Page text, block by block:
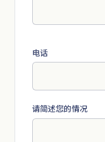
电话
请简述您的情况